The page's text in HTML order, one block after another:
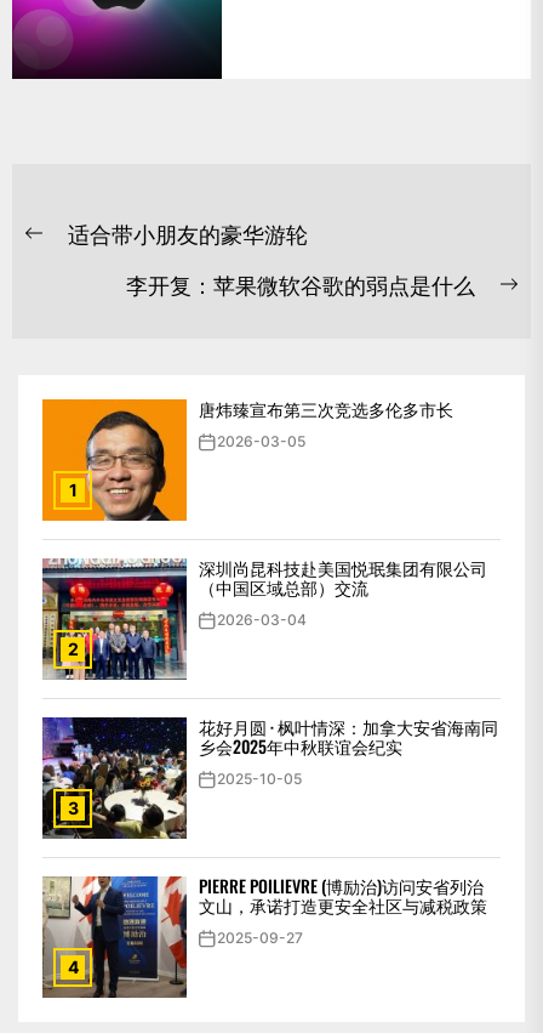
文
Previous
适合带小朋友的豪华游轮
李开复：苹果微软谷歌的弱点是什么
1
唐炜臻宣布第三次竞选多伦多市长
2026-03-05
2
深圳尚昆科技赴美国悦珉集团有限公司
（中国区域总部）交流
2026-03-04
3
花好月圆 · 枫叶情深：加拿大安省海南同
乡会2025年中秋联谊会纪实
2025-10-05
4
PIERRE POILIEVRE (博励治)访问安省列治
文山，承诺打造更安全社区与减税政策
2025-09-27